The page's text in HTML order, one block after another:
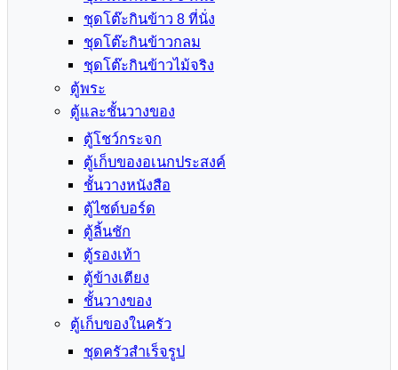
ชุดโต๊ะกินข้าว 8 ที่นั่ง
ชุดโต๊ะกินข้าวกลม
ชุดโต๊ะกินข้าวไม้จริง
ตู้พระ
ตู้และชั้นวางของ
ตู้โชว์กระจก
ตู้เก็บของอเนกประสงค์
ชั้นวางหนังสือ
ตู้ไซด์บอร์ด
ตู้ลิ้นชัก
ตู้รองเท้า
ตู้ข้างเตียง
ชั้นวางของ
ตู้เก็บของในครัว
ชุดครัวสำเร็จรูป